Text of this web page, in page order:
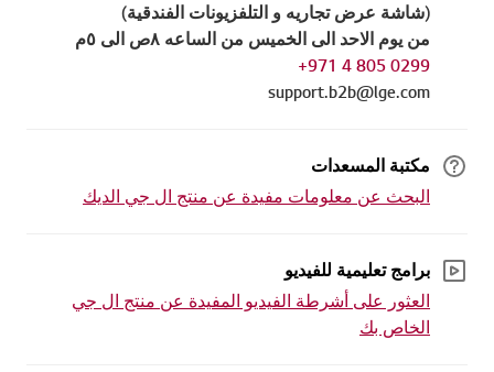
(شاشة عرض تجاريه و التلفزيونات الفندقية)
من يوم الاحد الى الخميس من الساعه ٨ص الى ٥م
0299 805 4 971+
support.b2b@lge.com
مكتبة المسعدات
البحث عن معلومات مفيدة عن منتج ال جي الديك
برامج تعليمية للفيديو
العثور على أشرطة الفيديو المفيدة عن منتج ال جي
الخاص بك